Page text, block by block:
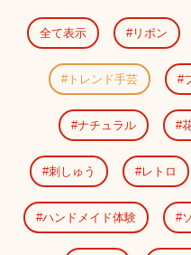
全て表示 リボン
トレンド手芸
ナチュラル
刺しゅう レトロ
ハンドメイド体験